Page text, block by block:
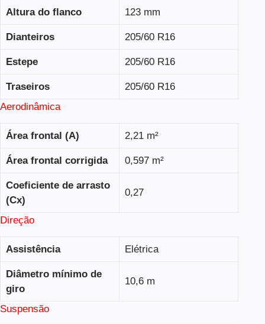
Altura do flanco 123 mm
Dianteiros 205/60 R16
Estepe 205/60 R16
Traseiros
205/60 R16
Aerodinâmica
Área frontal (A) 2,21 m²
Área frontal corrigida 0,597 m²
Coeficiente de arrasto
(Cx)
0,27
Direção
Assistência Elétrica
Diâmetro mínimo de
giro
10,6 m
Suspensão